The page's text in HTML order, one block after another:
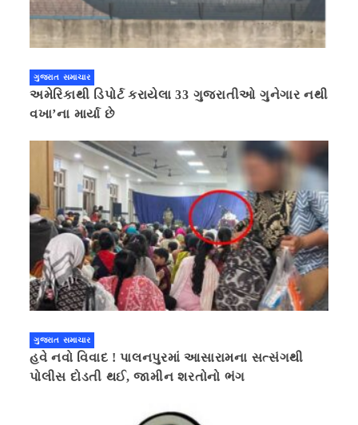
ગુજરાત સમાચાર
અમેરિકાથી ડિપોર્ટ કરાયેલા 33 ગુજરાતીઓ ગુનેગાર નથી
વખા’ના માર્યા છે
ગુજરાત સમાચાર
હવે નવો વિવાદ ! પાલનપુરમાં આસારામના સત્સંગથી
પોલીસ દોડતી થઈ, જામીન શરતોનો ભંગ